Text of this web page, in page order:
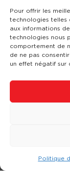
Pour offrir les
technologies
aux informations
technologies nous
comportement de
de ne pas
un effet négatif sur
Politique